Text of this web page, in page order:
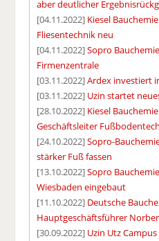
aber deutlicher
[04.11.2022] Kiesel
Fliesentechnik neu
[04.11.2022]Sopro
Firmenzentrale
[03.11.2022]Ardex investiert
[03.11.2022] Uzin startet
[28.10.2022] Kiesel
Geschäftsleiter
[24.10.2022]Sopro-
stärker Fuß fassen
[13.10.2022]Sopro
Wiesbaden eingebaut
[11.10.2022] Deutsche
Hauptgeschäftsführer
[30.09.2022] Uzin Utz